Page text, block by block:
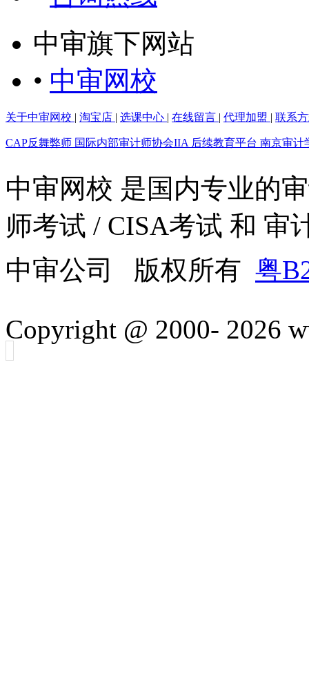
中审旗下网站
• 中审网校
关于中审网校 | 淘宝店 | 选课中心 | 在线留言 | 代理加盟 | 联系
CAP反舞弊师 国际内部审计师协会IIA 后续教育平台 南京审计
中审网校 是国内专业的
师考试 / CISA考试 和 审
中审公司 版权所有 粤
Copyright @ 2000- 2026